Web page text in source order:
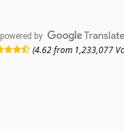
powered by
(4.62 from 1,233,077